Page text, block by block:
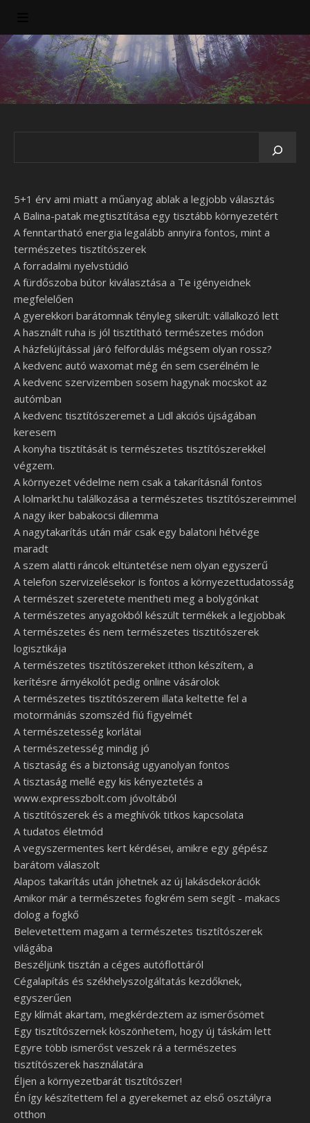
5+1 érv ami miatt a műanyag ablak a legjobb választás
A Balina-patak megtisztítása egy tisztább környezetért
A fenntartható energia legalább annyira fontos, mint a
természetes tisztítószerek
A forradalmi nyelvstúdió
A fürdőszoba bútor kiválasztása a Te igényeidnek
megfelelően
A gyerekkori barátomnak tényleg sikerült: vállalkozó lett
A használt ruha is jól tisztítható természetes módon
A házfelújítással járó felfordulás mégsem olyan rossz?
A kedvenc autó waxomat még én sem cserélném le
A kedvenc szervizemben sosem hagynak mocskot az
autómban
A kedvenc tisztítószeremet a Lidl akciós újságában
keresem
A konyha tisztítását is természetes tisztítószerekkel
végzem.
A környezet védelme nem csak a takarításnál fontos
A lolmarkt.hu találkozása a természetes tisztítószereimmel
A nagy iker babakocsi dilemma
A nagytakarítás után már csak egy balatoni hétvége
maradt
A szem alatti ráncok eltüntetése nem olyan egyszerű
A telefon szervizelésekor is fontos a környezettudatosság
A természet szeretete mentheti meg a bolygónkat
A természetes anyagokból készült termékek a legjobbak
A természetes és nem természetes tisztitószerek
logisztikája
A természetes tisztítószereket itthon készítem, a
kerítésre árnyékolót pedig online vásárolok
A természetes tisztítószerem illata keltette fel a
motormániás szomszéd fiú figyelmét
A természetesség korlátai
A természetesség mindig jó
A tisztaság és a biztonság ugyanolyan fontos
A tisztaság mellé egy kis kényeztetés a
www.expresszbolt.com jóvoltából
A tisztítószerek és a meghívók titkos kapcsolata
A tudatos életmód
A vegyszermentes kert kérdései, amikre egy gépész
barátom válaszolt
Alapos takarítás után jöhetnek az új lakásdekorációk
Amikor már a természetes fogkrém sem segít - makacs
dolog a fogkő
Belevetettem magam a természetes tisztítószerek
világába
Beszéljünk tisztán a céges autóflottáról
Cégalapítás és székhelyszolgáltatás kezdőknek,
egyszerűen
Egy klímát akartam, megkérdeztem az ismerősömet
Egy tisztítószernek köszönhetem, hogy új táskám lett
Egyre több ismerőst veszek rá a természetes
tisztítószerek használatára
Éljen a környezetbarát tisztítószer!
Én így készítettem fel a gyerekemet az első osztályra
otthon